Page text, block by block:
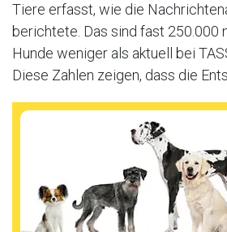
Tiere erfasst, wie die
berichtete. Das sind fast 250.000
Hunde weniger als aktuell bei
Diese Zahlen zeigen, dass die